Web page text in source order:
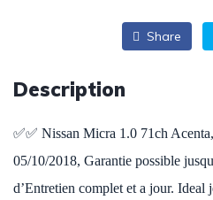
Share
Description
✅✅ Nissan Micra 1.0 71ch
05/10/2018, Garantie possible
d’Entretien complet et a jour. Ideal